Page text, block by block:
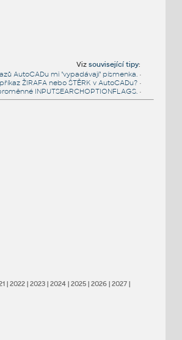
Vizsouvisející tipy:
AutoCADu mi "vypadávají" písmenka. •
ŽIRAFA nebo ŠTĚRK v AutoCADu? •
INPUTSEARCHOPTIONFLAGS. •
| 2022| 2023| 2024| 2025| 2026| 2027|